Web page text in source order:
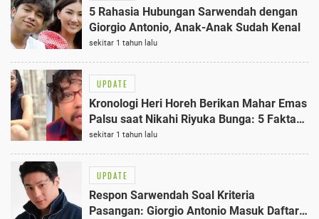
5 Rahasia Hubungan Sarwendah dengan
Giorgio Antonio, Anak-Anak Sudah Kenal
sekitar 1 tahun lalu
UPDATE
Kronologi Heri Horeh Berikan Mahar Emas
Palsu saat Nikahi Riyuka Bunga: 5 Fakta
Mengejutkan
sekitar 1 tahun lalu
UPDATE
Respon Sarwendah Soal Kriteria
Pasangan: Giorgio Antonio Masuk Daftar 5